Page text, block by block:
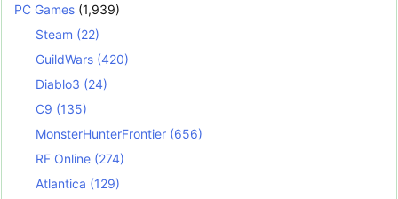
PC Games (1,939)
Steam (22)
GuildWars (420)
Diablo3 (24)
C9 (135)
MonsterHunterFrontier (656)
RF Online (274)
Atlantica (129)